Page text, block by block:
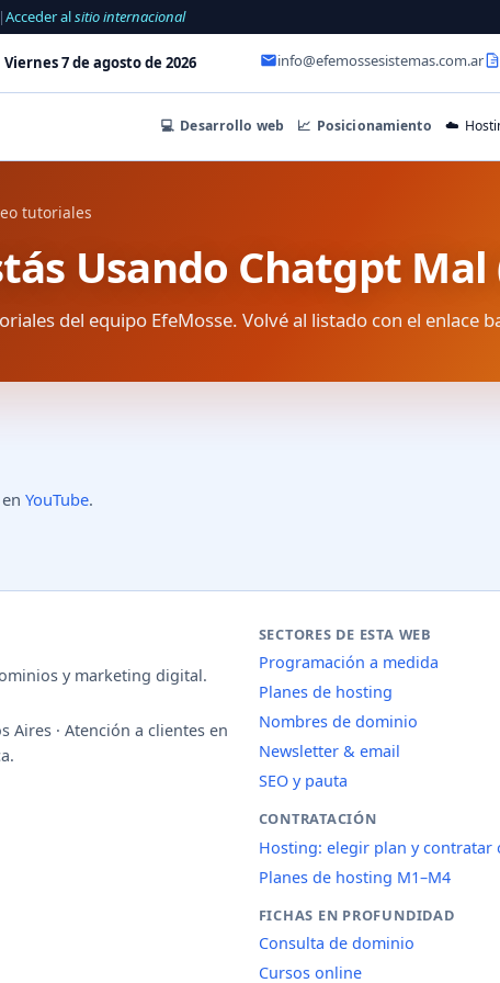
|Acceder alsitio internacional
Viernes 7 de agosto de 2026 info@efemossesistemas.com.ar
💻 Desarrollo web 📈 Posicionamiento ☁️
tutoriales
Usando Chatgpt Mal
del equipo EfeMosse. Volvé al listado con el enlace
YouTube.
y marketing digital.
Aires · Atención a clientes en
SECTORES DE ESTA WEB
Programación a medida
Planes de hosting
Nombres de dominio
Newsletter & email
SEO y pauta
CONTRATACIÓN
Hosting: elegir plan y contratar
Planes de hosting M1–M4
FICHAS EN PROFUNDIDAD
Consulta de dominio
Cursos online